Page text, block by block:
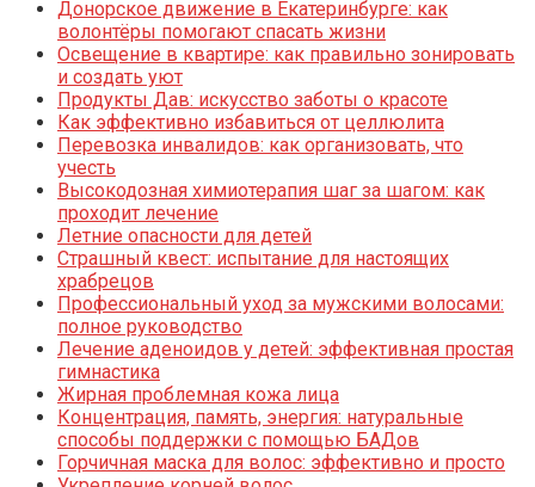
Донорское движение в Екатеринбурге: как
волонтёры помогают спасать жизни
Освещение в квартире: как правильно зонировать
и создать уют
Продукты Дав: искусство заботы о красоте
Как эффективно избавиться от целлюлита
Перевозка инвалидов: как организовать, что
учесть
Высокодозная химиотерапия шаг за шагом: как
проходит лечение
Летние опасности для детей
Страшный квест: испытание для настоящих
храбрецов
Профессиональный уход за мужскими волосами:
полное руководство
Лечение аденоидов у детей: эффективная простая
гимнастика
Жирная проблемная кожа лица
Концентрация, память, энергия: натуральные
способы поддержки с помощью БАДов
Горчичная маска для волос: эффективно и просто